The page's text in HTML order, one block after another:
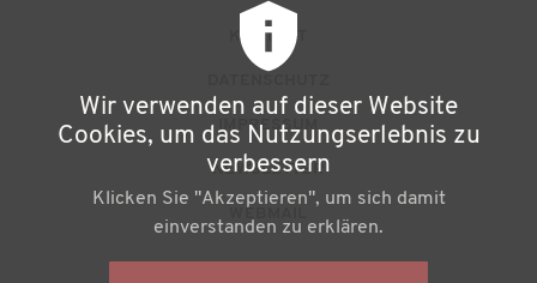
ß
e
KONTAKT
IMPRESSUM
NEWSLETTER
Wir verwenden auf dieser Website
Cookies, um das Nutzungserlebnis zu
verbessern
Klicken Sie "Akzeptieren", um sich damit
einverstanden zu erklären.